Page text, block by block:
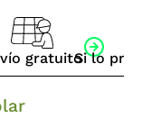
gratuitoSi lo